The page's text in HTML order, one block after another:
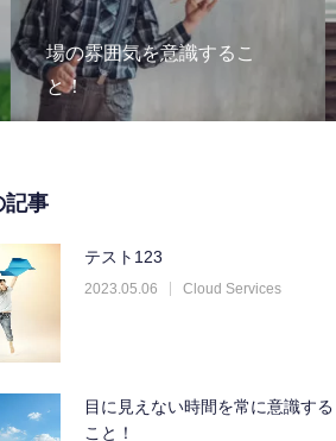
場の雰囲気を意識するこ
と！
記事
テスト123
2023.05.06 Cloud Services
目に見えない時間を常に意識する
こと！